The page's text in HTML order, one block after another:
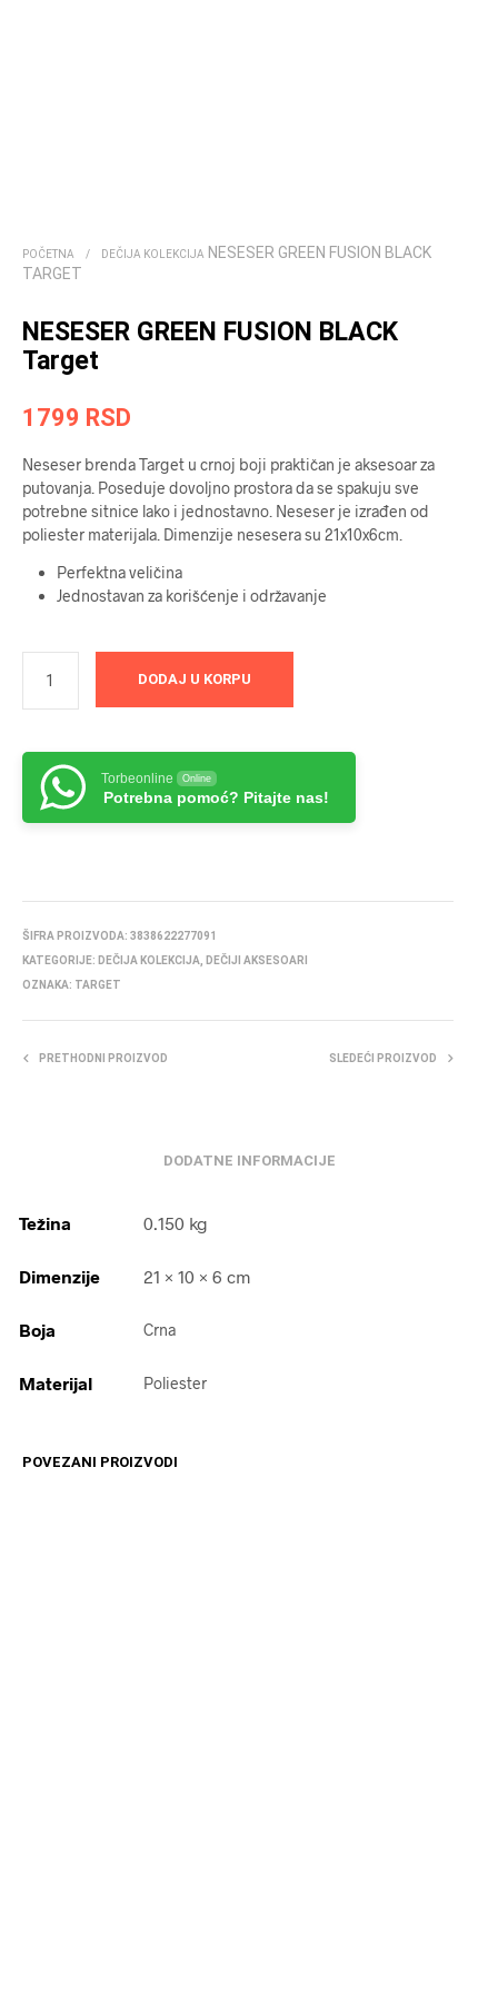
POČETNA / DEČIJA KOLEKCIJA NESESER GREEN FUSION BLACK
TARGET
NESESER GREEN FUSION BLACK
Target
1799 RSD
Neseser brenda Target u crnoj boji praktičan je aksesoar za
putovanja. Poseduje dovoljno prostora da se spakuju sve
potrebne sitnice lako i jednostavno. Neseser je izrađen od
poliester materijala. Dimenzije nesesera su 21x10x6cm.
Perfektna veličina
Jednostavan za korišćenje i održavanje
DODAJ U KORPU
Torbeonline Online
Potrebna pomoć? Pitajte nas!
ŠIFRA PROIZVODA: 3838622277091
KATEGORIJE: DEČIJA KOLEKCIJA
DEČIJI AKSESOARI
OZNAKA: TARGET
PRETHODNI PROIZVOD SLEDEĆI PROIZVOD
DODATNE INFORMACIJE
Težina 0.150 kg
Dimenzije 21 × 10 × 6 cm
Boja Crna
Materijal Poliester
POVEZANI PROIZVODI